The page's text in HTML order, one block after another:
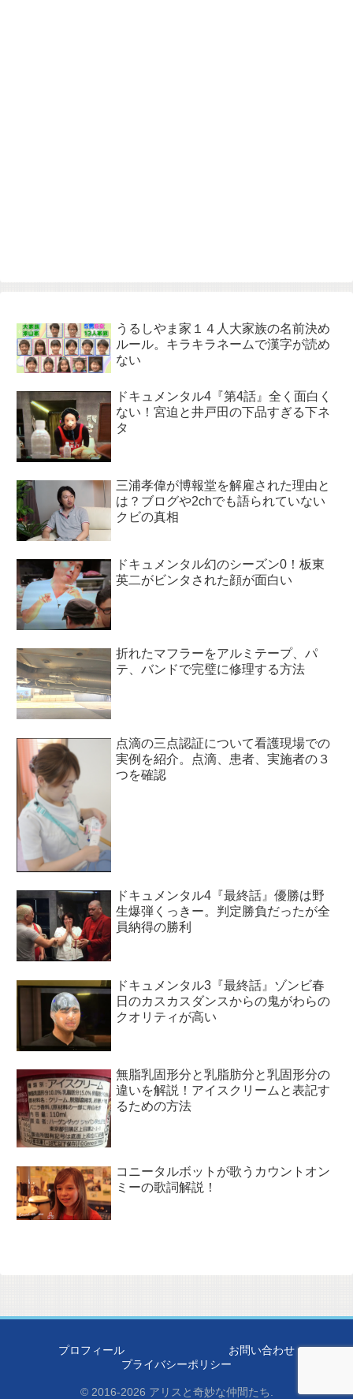
うるしやま家１４人大家族の名前決め
ルール。キラキラネームで漢字が読め
ない
ドキュメンタル4『第4話』全く面白く
ない！宮迫と井戸田の下品すぎる下ネ
タ
三浦孝偉が博報堂を解雇された理由と
は？ブログや2chでも語られていない
クビの真相
ドキュメンタル幻のシーズン0！板東
英二がビンタされた顔が面白い
折れたマフラーをアルミテープ、パ
テ、バンドで完璧に修理する方法
点滴の三点認証について看護現場での
実例を紹介。点滴、患者、実施者の３
つを確認
ドキュメンタル4『最終話』優勝は野
生爆弾くっきー。判定勝負だったが全
員納得の勝利
ドキュメンタル3『最終話』ゾンビ春
日のカスカスダンスからの鬼がわらの
クオリティが高い
無脂乳固形分と乳脂肪分と乳固形分の
違いを解説！アイスクリームと表記す
るための方法
コニータルボットが歌うカウントオン
ミーの歌詞解説！
プロフィール
お問い合わせ
プライバシーポリシー
© 2016-2026 アリスと奇妙な仲間たち.